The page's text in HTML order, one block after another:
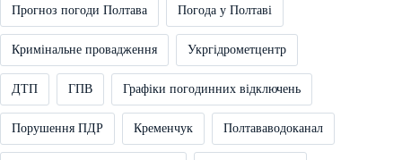
Прогноз погоди Полтава Погода у Полтаві
Кримінальне провадження Укргідрометцентр
ДТП ГПВ Графіки погодинних відключень
Порушення ПДР Кременчук Полтававодоканал